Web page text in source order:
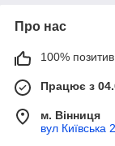
Розповідаємо далі.
Компресорні
Обидва типи
Вони
для цього різні
Роботу
Про нас
100%
Працює з
м. Вінниця
вул Київська